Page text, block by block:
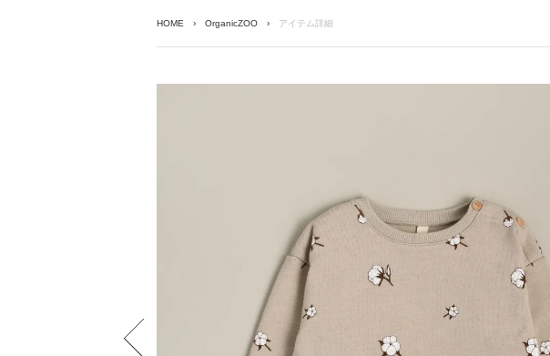
HOME › OrganicZOO › アイテム詳細